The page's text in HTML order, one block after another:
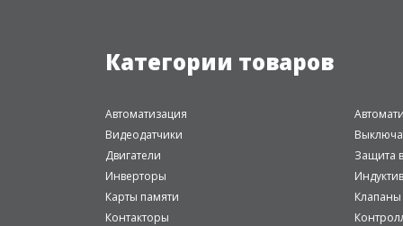
Категории товаров
Автоматизация
Видеодатчики
Двигатели
Защита
Инверторы
Карты памяти
Клапаны
Контакторы